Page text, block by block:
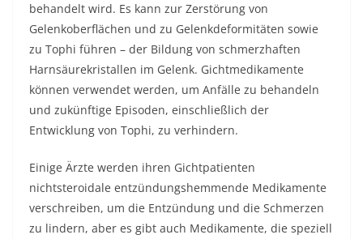
behandelt wird. Es kann zur Zerstörung von
Gelenkoberflächen und zu Gelenkdeformitäten sowie
zu Tophi führen – der Bildung von schmerzhaften
Harnsäurekristallen im Gelenk. Gichtmedikamente
können verwendet werden, um Anfälle zu behandeln
und zukünftige Episoden, einschließlich der
Entwicklung von Tophi, zu verhindern.
Einige Ärzte werden ihren Gichtpatienten
nichtsteroidale entzündungshemmende Medikamente
verschreiben, um die Entzündung und die Schmerzen
zu lindern, aber es gibt auch Medikamente, die speziell